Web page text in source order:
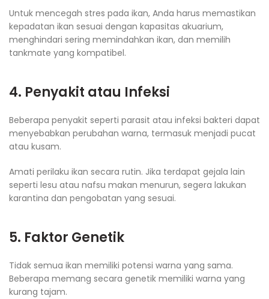
Untuk mencegah stres pada ikan, Anda harus memastikan
kepadatan ikan sesuai dengan kapasitas akuarium,
menghindari sering memindahkan ikan, dan memilih
tankmate yang kompatibel.
4. Penyakit atau Infeksi
Beberapa penyakit seperti parasit atau infeksi bakteri dapat
menyebabkan perubahan warna, termasuk menjadi pucat
atau kusam.
Amati perilaku ikan secara rutin. Jika terdapat gejala lain
seperti lesu atau nafsu makan menurun, segera lakukan
karantina dan pengobatan yang sesuai.
5. Faktor Genetik
Tidak semua ikan memiliki potensi warna yang sama.
Beberapa memang secara genetik memiliki warna yang
kurang tajam.